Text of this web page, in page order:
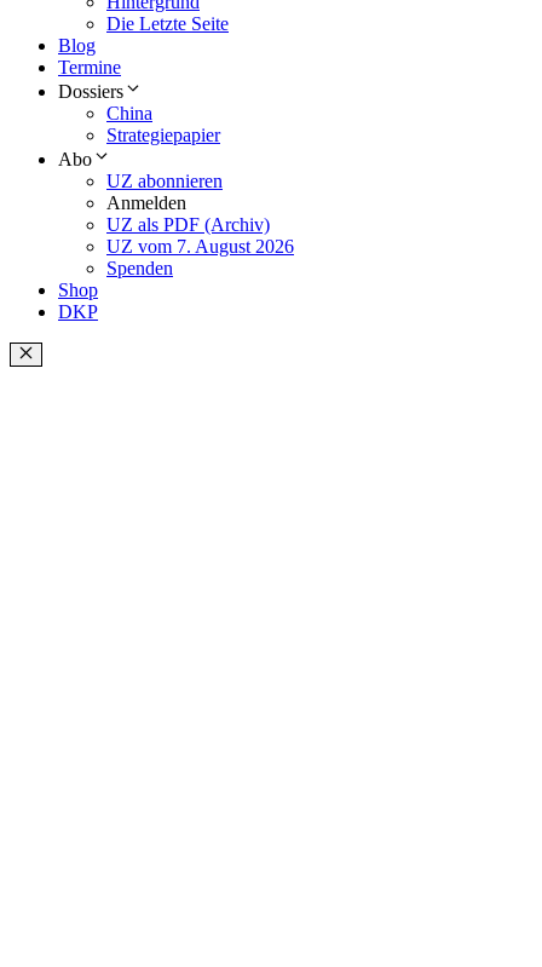
Die Letzte Seite
Blog
Termine
Dossiers
China
Strategiepapier
Abo
UZ abonnieren
Anmelden
UZ als PDF (Archiv)
UZ vom 7. August 2026
Spenden
Shop
DKP
Schließen